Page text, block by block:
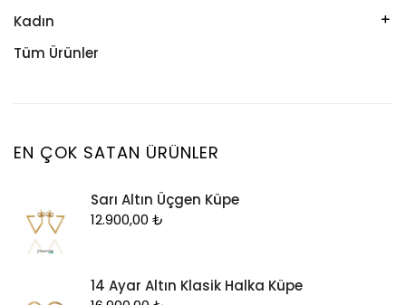
Kolye
Künye
Kelepçe
Künye
Kadın
Bileklik
Küpe
Piercing
Şahmeran
Tüm Ürünler
EN ÇOK SATAN ÜRÜNLER
Sarı Altın Üçgen Küpe
12.900,00 ₺
14 Ayar Altın Klasik Halka Küpe